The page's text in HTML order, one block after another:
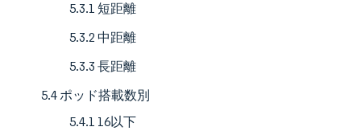
5.3.1 短距離
5.3.2 中距離
5.3.3 長距離
5.4 ポッド搭載数別
5.4.1 16以下